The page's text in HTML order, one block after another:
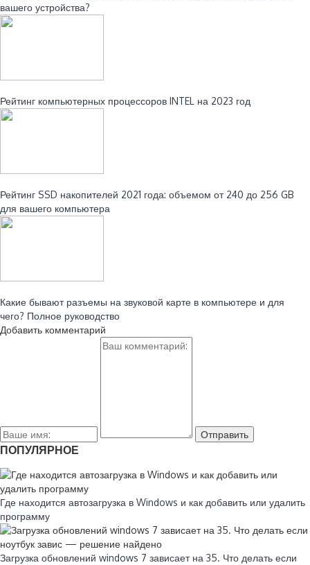
вашего устройства?
Рейтинг компьютерных процессоров INTEL на 2023 год
Рейтинг SSD накопителей 2021 года: объемом от 240 до 256 GB
для вашего компьютера
Какие бывают разъемы на звуковой карте в компьютере и для
чего? Полное руководство
Добавить комментарий
ПОПУЛЯРНОЕ
Где находится автозагрузка в Windows и как добавить или удалить
программу
Загрузка обновлений windows 7 зависает на 35. Что делать если